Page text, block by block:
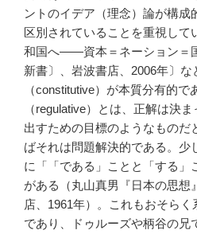
ントのイデア（理念）論が構成
区別されていることを重視して
和国へ――資本＝ネーション＝
新書〕、岩波書店、2006年〕な
（constitutive）が本質分有的
（regulative）とは、正解は決
出すための目標のようなものだ
ばそれは問題解決的である。少
に「「である」ことと「する」
がある（丸山真男『日本の思想
店、1961年）。これもおそら
であり、ドゥルーズや柄谷の兄